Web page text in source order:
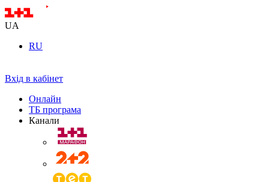
UA
RU
Вхід в кабінет
Онлайн
ТБ програма
Канали